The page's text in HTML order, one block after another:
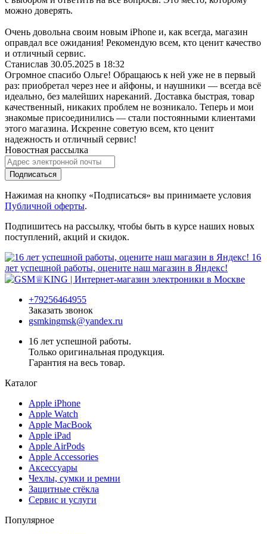
можно доверять.
Очень довольна своим новым iPhone и, как всегда, магазин
оправдал все ожидания! Рекомендую всем, кто ценит качество
и отличный сервис.
Станислав 30.05.2025 в 18:32
Огромное спасибо Ольге! Обращаюсь к ней уже не в первый
раз: приобретал через нее и айфоны, и наушники — всегда всё
идеально, без малейших нареканий. Доставка быстрая, товар
качественный, никаких проблем не возникало. Теперь и мои
знакомые присоединились — стали постоянными клиентами
этого магазина. Искренне советую всем, кто ценит
надежность и отличный сервис!
Новостная рассылка
Подписаться
Нажимая на кнопку «Подписаться» вы принимаете условия
Публичной оферты.
Подпишитесь на рассылку, чтобы быть в курсе наших новых
поступлений, акций и скидок.
16
лет успешной работы, оцените наш магазин в Яндекс!
+79256464955
Заказать звонок
gsmkingmsk@yandex.ru
16 лет успешной работы.
Только оригинальная продукция.
Гарантия на весь товар.
Каталог
Apple iPhone
Apple Watch
Apple MacBook
Apple iPad
Apple AirPods
Apple Accessories
Аксессуары
Чехлы, сумки и ремни
Защитные стёкла
Сервис и услуги
Популярное